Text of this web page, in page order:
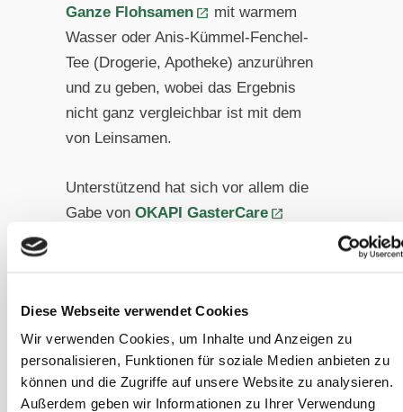
Diese Webseite verwendet Cookies
Wir verwenden Cookies, um Inhalte und Anzeigen zu
personalisieren, Funktionen für soziale Medien anbieten zu
können und die Zugriffe auf unsere Website zu analysieren.
Außerdem geben wir Informationen zu Ihrer Verwendung
Ganze Flohsamen
mit warmem
Wasser oder Anis-Kümmel-Fenchel-
Tee (Drogerie, Apotheke) anzurühren
und zu geben, wobei das Ergebnis
nicht ganz vergleichbar ist mit dem
von Leinsamen.
Unterstützend hat sich vor allem die
Gabe von OKAPI GasterCare
vor größeren Stressphasen wie
Stallwechsel etc. gegeben werden, um
das physiologische Gleichgewicht der
Magenwände zu unterstützen.